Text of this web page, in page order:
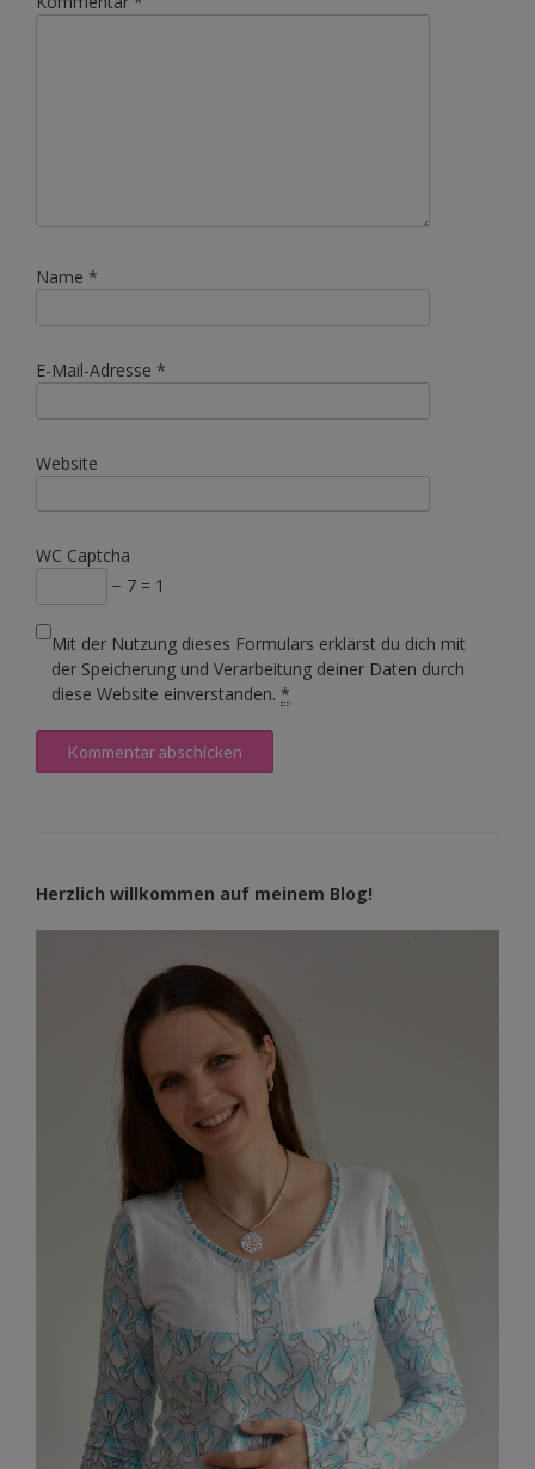
Name *
E-Mail-Adresse *
Website
WC Captcha
− 7 = 1
Mit der Nutzung dieses Formulars erklärst du dich mit
der Speicherung und Verarbeitung deiner Daten durch
diese Website einverstanden. *
Herzlich willkommen auf meinem Blog!